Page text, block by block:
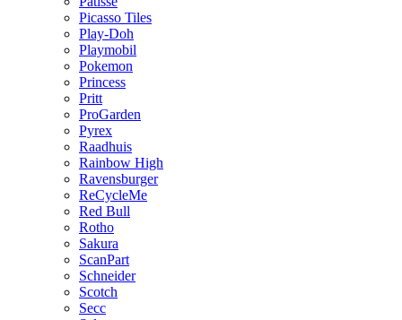
Picasso Tiles
Play-Doh
Playmobil
Pokemon
Princess
Pritt
ProGarden
Pyrex
Raadhuis
Rainbow High
Ravensburger
ReCycleMe
Red Bull
Rotho
Sakura
ScanPart
Schneider
Scotch
Secc